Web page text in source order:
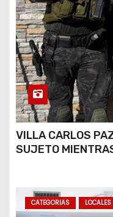
VILLA CARLOS
SUJETO
CATEGORIAS LOCALES